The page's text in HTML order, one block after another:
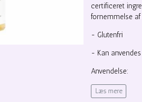
certificeret
fornemmelse af
- Glutenfri
- Kan
Anvendelse:
1. Kram en
Læs mere